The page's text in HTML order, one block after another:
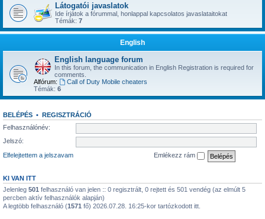
Látogatói javaslatok
Ide írjátok a fórummal, honlappal kapcsolatos javaslataitokat
Témák: 7
English
English language forum
In this forum, the communication in English Registration is required for
comments.
Alfórum:
Call of Duty Mobile cheaters
Témák: 6
BELÉPÉS • REGISZTRÁCIÓ
Felhasználónév:
Jelszó:
Elfelejtettem a jelszavam
Emlékezz rám
KI VAN ITT
Jelenleg 501 felhasználó van jelen :: 0 regisztrált, 0 rejtett és 501 vendég (az elmúlt 5
percben aktív felhasználók alapján)
A legtöbb felhasználó (1571 fő) 2026.07.28. 16:25-kor tartózkodott itt.